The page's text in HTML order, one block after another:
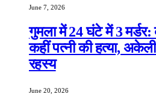
June 7, 2026
गुमला में 24 घंटे में 3 मर्डर:
कहीं पत्नी की हत्या,
रहस्य
June 20, 2026